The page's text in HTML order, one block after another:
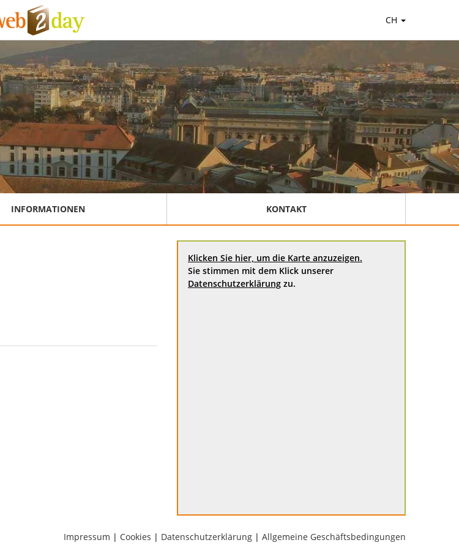
CH
INFORMATIONEN KONTAKT
Klicken Sie hier, um die Karte anzuzeigen.
Sie stimmen mit dem Klick unserer
Datenschutzerklärung zu.
Impressum | Cookies | Datenschutzerklärung | Allgemeine Geschäftsbedingungen